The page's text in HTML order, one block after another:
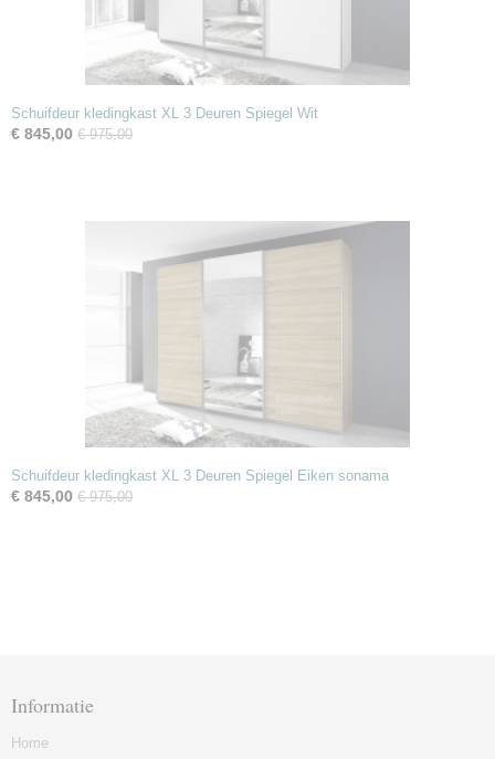
Schuifdeur kledingkast XL 3 Deuren Spiegel Wit
€ 845,00 € 975,00
Schuifdeur kledingkast XL 3 Deuren Spiegel Eiken sonama
€ 845,00 € 975,00
Informatie
Home